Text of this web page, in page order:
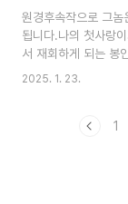
누아르 드라마입니
년 2월 14일 ~
다.보물섬 드라마 방
10시입니다.보물섬
다.보물섬 드라마..
원경후속작으로 그
됩니다.나의 첫사랑
서 재회하게 되는 봉
요일에는 모든 게 처
장인물 몇 부작 기본
2025. 1. 23.
1